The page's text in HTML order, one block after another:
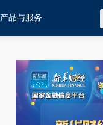
产品与服务